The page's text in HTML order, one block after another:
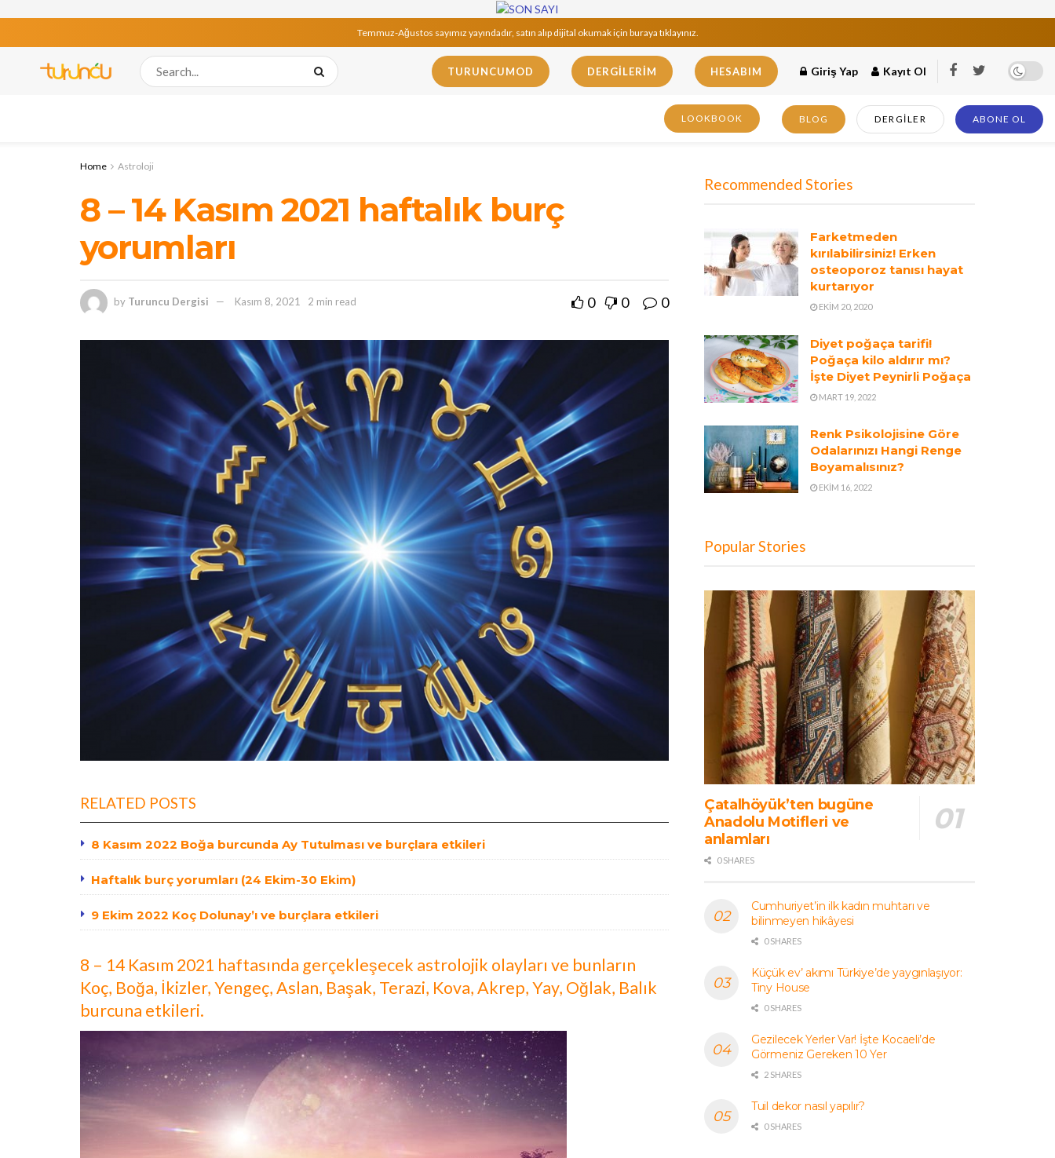
Temmuz-Ağustos sayımız yayındadır, satın alıp dijital okumak için buraya tıklayınız.
TURUNCUMOD DERGILERIM HESABIM Giriş Yap Kayıt Ol
LOOKBOOK BLOG DERGILER ABONE OL
Home Astroloji
8 – 14 Kasım 2021 haftalık burç
yorumları
by Turuncu Dergisi Kasım 8, 2021 2 min read 0 0 0
RELATED POSTS
8 Kasım 2022 Boğa burcunda Ay Tutulması ve burçlara etkileri
Haftalık burç yorumları (24 Ekim-30 Ekim)
9 Ekim 2022 Koç Dolunay’ı ve burçlara etkileri
8 – 14 Kasım 2021 haftasında gerçekleşecek astrolojik olayları ve bunların
Koç, Boğa, İkizler, Yengeç, Aslan, Başak, Terazi, Kova, Akrep, Yay, Oğlak, Balık
burcuna etkileri.
Recommended Stories
Farketmeden
kırılabilirsiniz! Erken
osteoporoz tanısı hayat
kurtarıyor
EKIM 20, 2020
Diyet poğaça tarifi!
Poğaça kilo aldırır mı?
İşte Diyet Peynirli Poğaça
MART 19, 2022
Renk Psikolojisine Göre
Odalarınızı Hangi Renge
Boyamalısınız?
EKIM 16, 2022
Popular Stories
Çatalhöyük’ten bugüne
Anadolu Motifleri ve
anlamları
0 SHARES
Cumhuriyet’in ilk kadın muhtarı ve
bilinmeyen hikâyesi
0 SHARES
Küçük ev’ akımı Türkiye’de yaygınlaşıyor:
Tiny House
0 SHARES
Gezilecek Yerler Var! İşte Kocaeli’de
Görmeniz Gereken 10 Yer
2 SHARES
Tuil dekor nasıl yapılır?
0 SHARES